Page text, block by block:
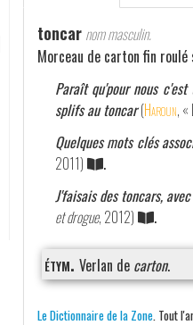
toncar nom masculin.
Morceau de carton fin
Paraît qu'pour nous
splifs au toncar (Haroun,
Quelques mots clés
2011)
.
J'faisais des toncars,
et drogue, 2012) .
étym. Verlan de carton.
Le Dictionnaire de la Zone. Tout